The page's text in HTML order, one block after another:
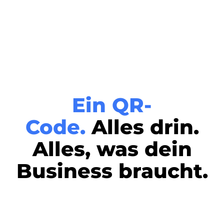
Ein QR-
Code.Alles drin.
Alles, was dein
Business braucht.